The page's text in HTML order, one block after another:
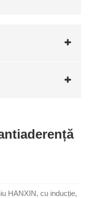
HANXIN, cu inducție,